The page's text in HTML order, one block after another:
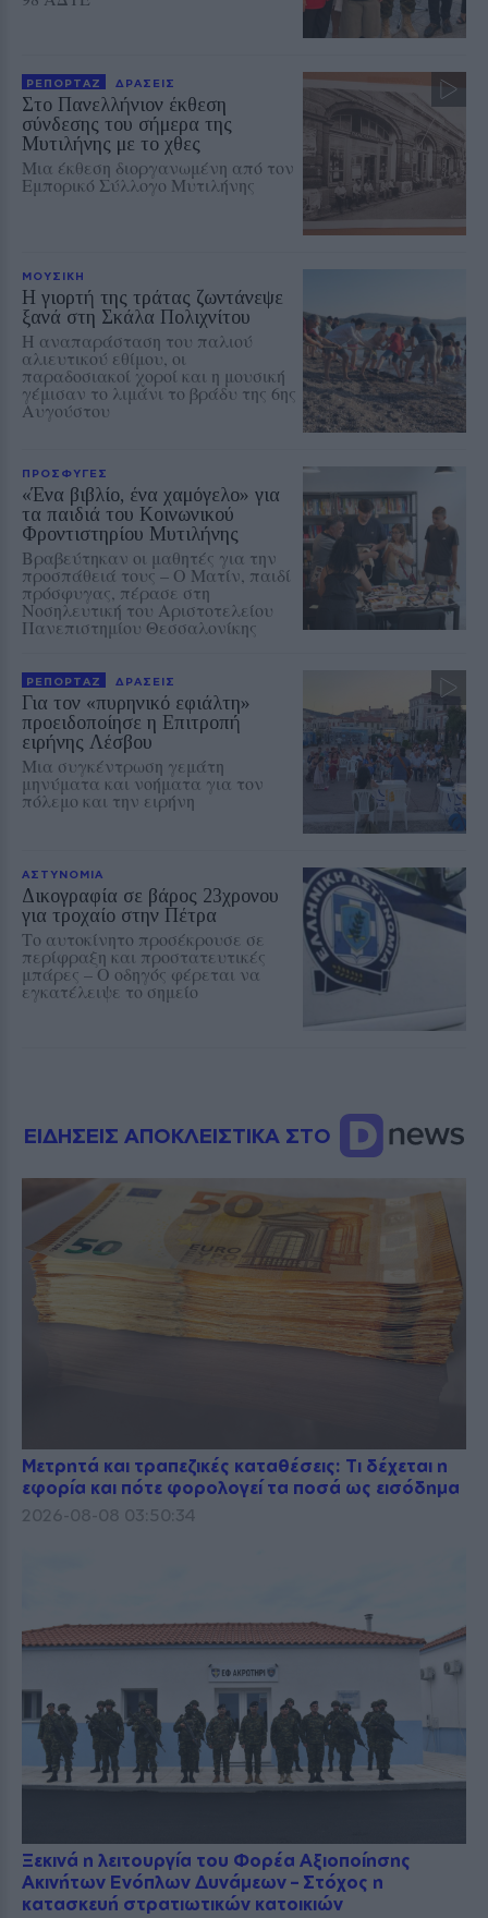
ΡΕΠΟΡΤΑΖ ΔΡΑΣΕΙΣ
Στο Πανελλήνιον έκθεση
σύνδεσης του σήμερα της
Μυτιλήνης με το χθες
Μια έκθεση διοργανωμένη από τον
Εμπορικό Σύλλογο Μυτιλήνης
ΜΟΥΣΙΚΗ
Η γιορτή της τράτας ζωντάνεψε
ξανά στη Σκάλα Πολιχνίτου
Η αναπαράσταση του παλιού
αλιευτικού εθίμου, οι
παραδοσιακοί χοροί και η μουσική
γέμισαν το λιμάνι το βράδυ της 6ης
Αυγούστου
ΠΡΟΣΦΥΓΕΣ
«Ένα βιβλίο, ένα χαμόγελο» για
τα παιδιά του Κοινωνικού
Φροντιστηρίου Μυτιλήνης
Βραβεύτηκαν οι μαθητές για την
προσπάθειά τους – Ο Ματίν, παιδί
πρόσφυγας, πέρασε στη
Νοσηλευτική του Αριστοτελείου
Πανεπιστημίου Θεσσαλονίκης
ΡΕΠΟΡΤΑΖ ΔΡΑΣΕΙΣ
Για τον «πυρηνικό εφιάλτη»
προειδοποίησε η Επιτροπή
ειρήνης Λέσβου
Μια συγκέντρωση γεμάτη
μηνύματα και νοήματα για τον
πόλεμο και την ειρήνη
ΑΣΤΥΝΟΜΙΑ
Δικογραφία σε βάρος 23χρονου
για τροχαίο στην Πέτρα
Το αυτοκίνητο προσέκρουσε σε
περίφραξη και προστατευτικές
μπάρες – Ο οδηγός φέρεται να
εγκατέλειψε το σημείο
ΕΙΔΗΣΕΙΣ ΑΠΟΚΛΕΙΣΤΙΚΑ ΣΤΟ
Μετρητά και τραπεζικές καταθέσεις: Τι δέχεται η
εφορία και πότε φορολογεί τα ποσά ως εισόδημα
2026-08-08 03:50:34
Ξεκινά η λειτουργία του Φορέα Αξιοποίησης
Ακινήτων Ενόπλων Δυνάμεων – Στόχος η
κατασκευή στρατιωτικών κατοικιών